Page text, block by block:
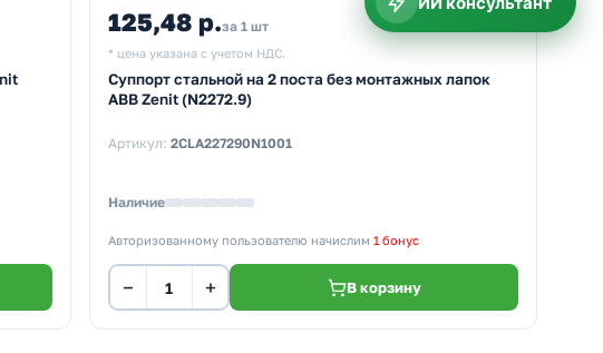
125,48 р.за 1 шт
* цена указана с учетом НДС.
Суппорт стальной на 2 поста без монтажных лапок
ABB Zenit (N2272.9)
Артикул: 2CLA227290N1001
Наличие
Авторизованному пользователю начислим 1 бонус
− + В корзину